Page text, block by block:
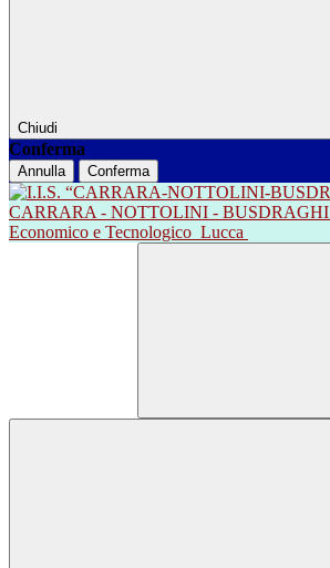
Chiudi
Conferma
Annulla Conferma
CARRARA - NOTTOLINI - BUSDRAGHI
Economico e Tecnologico Lucca